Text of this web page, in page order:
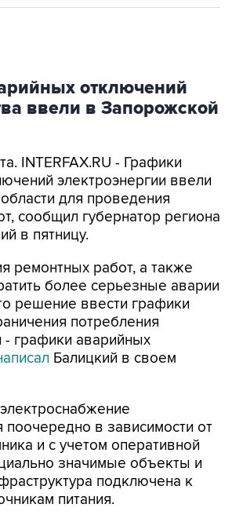
отключений
ввели в Запорожской
INTERFAX.RU - Графики
электроэнергии ввели
для проведения
сообщил губернатор региона
в пятницу.
ремонтных работ, а также
более серьезные аварии
решение ввести графики
потребления
- графики аварийных
Балицкий в своем
поочередно в зависимости от
и с учетом оперативной
значимые объекты и
подключена к
питания.